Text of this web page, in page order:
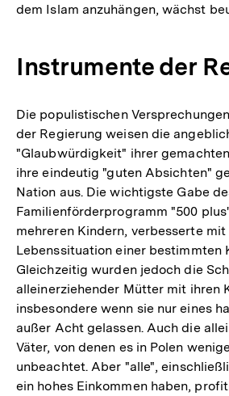
dem Islam anzuhängen, wächst
Instrumente der
Die populistischen
der Regierung weisen die
"Glaubwürdigkeit" ihrer
ihre eindeutig "guten Absichten"
Nation aus. Die wichtigste Gabe
Familienförderprogramm "500
mehreren Kindern, verbesserte
Lebenssituation einer bestimmten
Gleichzeitig wurden jedoch die
alleinerziehender Mütter mit ihren
insbesondere wenn sie nur eines
außer Acht gelassen. Auch die
Väter, von denen es in Polen
unbeachtet. Aber "alle",
ein hohes Einkommen haben,